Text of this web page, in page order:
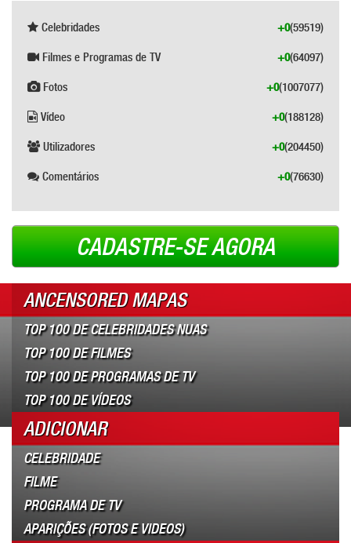
Celebridades (59519)
+0
Filmes e Programas de TV (64097)
+0
Fotos (1007077)
+0
Vídeo (188128)
+0
Utilizadores (204450)
+0
Comentários (76630)
+0
CADASTRE-SE AGORA
ANCENSORED MAPAS
TOP 100 DE CELEBRIDADES NUAS
TOP 100 DE FILMES
TOP 100 DE PROGRAMAS DE TV
TOP 100 DE VÍDEOS
ADICIONAR
CELEBRIDADE
FILME
PROGRAMA DE TV
APARIÇÕES (FOTOS E VIDEOS)